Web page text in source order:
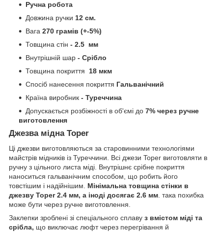
Ручна робота
Довжина ручки 12 см.
Вага 270 грамів (+-5%)
Товщина стін - 2.5 мм
Внутрішній шар - Срібло
Товщина покриття 18 мкм
Спосіб нанесення покриття Гальванічний
Країна виробник - Туреччина
Допускається розбіжності в об'ємі до 7% через ручне
виготовлення
Джезва мідна Toper
Ці джезви виготовляються за старовинними технологіями
майстрів мідників із Туреччини. Всі джези Toper виготовляти в
ручну з цільного листа міді. Внутрішнє срібне покриття
наноситься гальванічним способом, що робить його
товстішим і надійнішим. Мінімальна товщина стінки в
джезву Toper 2.4 мм, а іноді досягає 2.6 мм. така похибка
може бути через ручне виготовлення.
Заклепки зроблені зі спеціального сплаву з вмістом міді та
срібла, що виключає люфт через перегрівання й